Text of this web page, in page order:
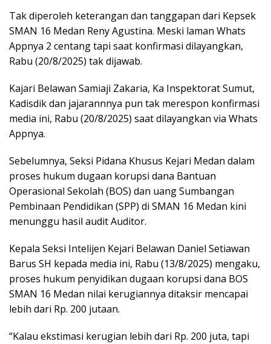
Tak diperoleh keterangan dan tanggapan dari Kepsek
SMAN 16 Medan Reny Agustina. Meski laman Whats
Appnya 2 centang tapi saat konfirmasi dilayangkan,
Rabu (20/8/2025) tak dijawab.
Kajari Belawan Samiaji Zakaria, Ka Inspektorat Sumut,
Kadisdik dan jajarannnya pun tak merespon konfirmasi
media ini, Rabu (20/8/2025) saat dilayangkan via Whats
Appnya.
Sebelumnya, Seksi Pidana Khusus Kejari Medan dalam
proses hukum dugaan korupsi dana Bantuan
Operasional Sekolah (BOS) dan uang Sumbangan
Pembinaan Pendidikan (SPP) di SMAN 16 Medan kini
menunggu hasil audit Auditor.
Kepala Seksi Intelijen Kejari Belawan Daniel Setiawan
Barus SH kepada media ini, Rabu (13/8/2025) mengaku,
proses hukum penyidikan dugaan korupsi dana BOS
SMAN 16 Medan nilai kerugiannya ditaksir mencapai
lebih dari Rp. 200 jutaan.
“Kalau ekstimasi kerugian lebih dari Rp. 200 juta, tapi